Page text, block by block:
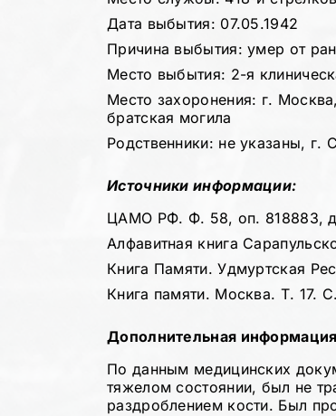
Дата выбытия: 07.05.1942
Причина выбытия: умер от ран
Место выбытия: 2-я
Место захоронения: г.
братская могила
Родственники: не указаны, г.
Источники информации:
ЦАМО РФ. Ф. 58, оп. 818883,
Алфавитная книга
Книга Памяти. Удмуртская
Книга памяти. Москва. Т. 17.
Дополнительная
По данным медицинских
тяжелом состоянии, был не
раздроблением кости. Был